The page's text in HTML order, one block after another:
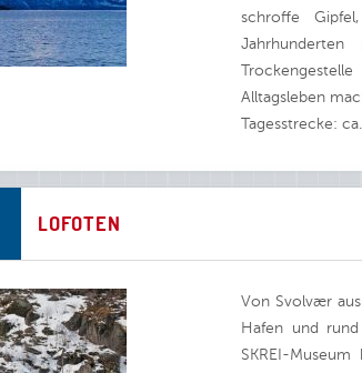
schroffe
Alltagsleben
Tagesstrecke:
LOFOTEN
Von Svolvær
Hafen und
SKREI-